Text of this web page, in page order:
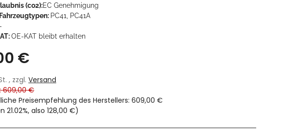
(co2):EC Genehmigung
PC41, PC41A
-
OE-KAT bleibt erhalten
€
, zzgl. Versand
609,00 €
Preisempfehlung des Herstellers: 609,00 €
21.02%, also 128,00 €)